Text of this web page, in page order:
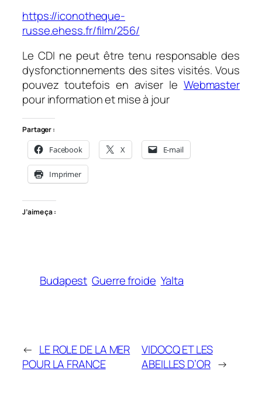
https://iconotheque-
russe.ehess.fr/film/256/
Le CDI ne peut être tenu responsable des
dysfonctionnements des sites visités. Vous
pouvez toutefois en aviser le Webmaster
pour information et mise à jour
Partager :
Facebook X E-mail
Imprimer
J’aime ça :
Budapest Guerre froide Yalta
← LE ROLE DE LA MER
POUR LA FRANCE
VIDOCQ ET LES
ABEILLES D’OR →